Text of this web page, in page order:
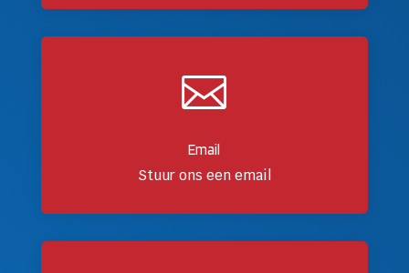

Email
Stuur ons een email